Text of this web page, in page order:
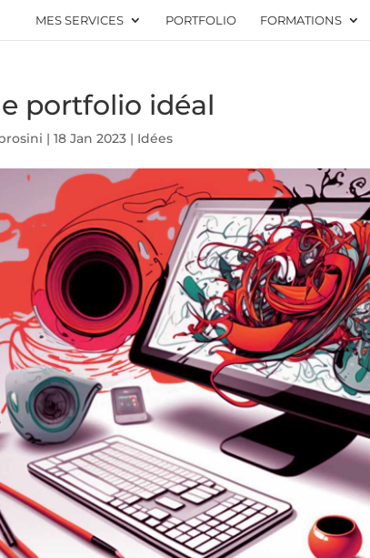
MES SERVICES PORTFOLIO FORMATIONS
portfolio idéal
|18 Jan 2023 | Idées